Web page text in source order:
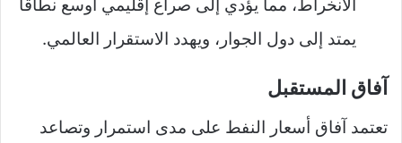
الانخراط، مما يؤدي إلى صراع إقليمي أوسع نطاقًا
يمتد إلى دول الجوار، ويهدد الاستقرار العالمي.
آفاق المستقبل
تعتمد آفاق أسعار النفط على مدى استمرار وتصاعد